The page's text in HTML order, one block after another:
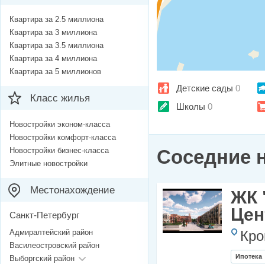
Детские сады 0
Школы 0
Соседние
ЖК
Ипотека
Квартира за 2.5 миллиона
Квартира за 3 миллиона
Квартира за 3.5 миллиона
Квартира за 4 миллиона
Квартира за 5 миллионов
Класс жилья
Новостройки эконом-класса
Новостройки комфорт-класса
Новостройки бизнес-класса
Элитные новостройки
Местонахождение
Санкт-Петербург
Адмиралтейский район
Василеостровский район
Выборгский район